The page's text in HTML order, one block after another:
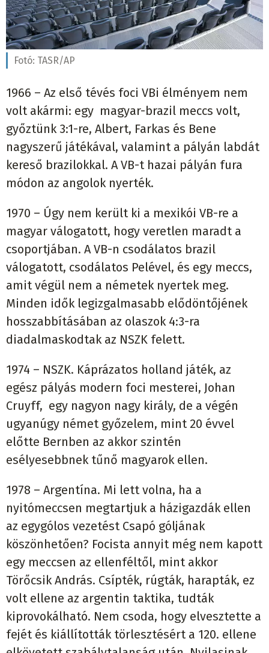
Fotó: TASR/AP
1966 – Az első tévés foci VBi élményem nem
volt akármi: egy magyar-brazil meccs volt,
győztünk 3:1-re, Albert, Farkas és Bene
nagyszerű játékával, valamint a pályán labdát
kereső brazilokkal. A VB-t hazai pályán fura
módon az angolok nyerték.
1970 – Úgy nem került ki a mexikói VB-re a
magyar válogatott, hogy veretlen maradt a
csoportjában. A VB-n csodálatos brazil
válogatott, csodálatos Pelével, és egy meccs,
amit végül nem a németek nyertek meg.
Minden idők legizgalmasabb elődöntőjének
hosszabbításában az olaszok 4:3-ra
diadalmaskodtak az NSZK felett.
1974 – NSZK. Káprázatos holland játék, az
egész pályás modern foci mesterei, Johan
Cruyff, egy nagyon nagy király, de a végén
ugyanúgy német győzelem, mint 20 évvel
előtte Bernben az akkor szintén
esélyesebbnek tűnő magyarok ellen.
1978 – Argentína. Mi lett volna, ha a
nyitómeccsen megtartjuk a házigazdák ellen
az egygólos vezetést Csapó góljának
köszönhetően? Focista annyit még nem kapott
egy meccsen az ellenféltől, mint akkor
Törőcsik András. Csípték, rúgták, harapták, ez
volt ellene az argentin taktika, tudták
kiprovokálható. Nem csoda, hogy elvesztette a
fejét és kiállították törlesztésért a 120. ellene